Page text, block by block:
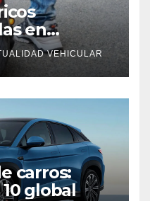
en
VEHICULAR
carros:
global